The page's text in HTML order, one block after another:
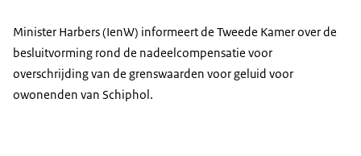
Minister Harbers (IenW) informeert de Tweede Kamer over de
besluitvorming rond de nadeelcompensatie voor
overschrijding van de grenswaarden voor geluid voor
owonenden van Schiphol.